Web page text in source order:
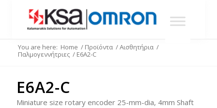
You are here: Home / Προϊόντα /Αισθητήρια /
Παλμογεννήτριες / E6A2-C
E6A2-C
Miniature size rotary encoder 25-mm-dia, 4mm Shaft